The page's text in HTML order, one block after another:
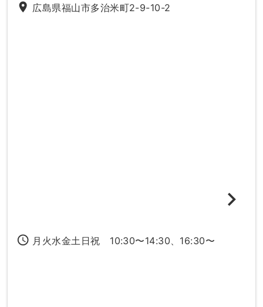
place 広島県福山市多治米町2-9-10-2
access_time 月火水金土日祝 10:30〜14:30、16:30〜